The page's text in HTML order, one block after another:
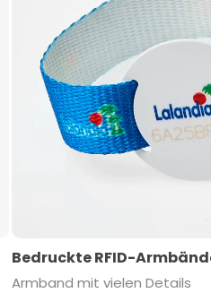
Bedruckte RFID-
Armband mit vielen Details